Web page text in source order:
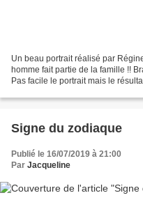
Un beau portrait réalisé par
homme fait partie de la famille !!
Pas facile le portrait mais le
Signe du zodiaque
Publié le 16/07/2019 à 21:00
Par Jacqueline